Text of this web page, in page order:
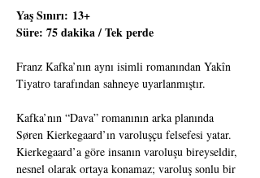
Yaş Sınırı: 13+
Süre: 75 dakika / Tek perde
Franz Kafka’nın aynı isimli romanından Yakîn
Tiyatro tarafından sahneye uyarlanmıştır.
Kafka’nın “Dava” romanının arka planında
Søren Kierkegaard’ın varoluşçu felsefesi yatar.
Kierkegaard’a göre insanın varoluşu bireyseldir,
nesnel olarak ortaya konamaz; varoluş sonlu bir